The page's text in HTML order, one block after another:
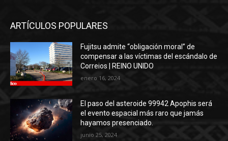
ARTÍCULOS POPULARES
Fujitsu admite “obligación moral” de
compensar a las víctimas del escándalo de
Correios | REINO UNIDO
enero 16, 2024
El paso del asteroide 99942 Apophis será
el evento espacial más raro que jamás
hayamos presenciado.
junio 25, 2024